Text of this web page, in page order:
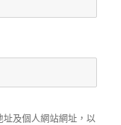
及個人網站網址，以